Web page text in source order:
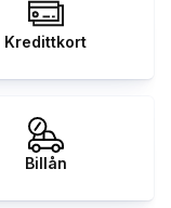
Kredittkort
Billån